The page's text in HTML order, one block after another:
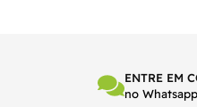
ENTRE EM
no